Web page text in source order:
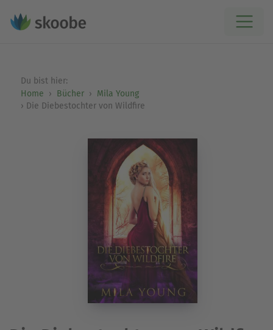
Du bist hier:
Home
Bücher
Mila Young
Die Diebestochter von Wildfire